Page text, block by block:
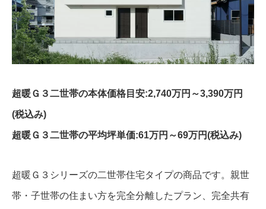
超暖Ｇ３二世帯の本体価格目安:2,740万円～3,390万円
(税込み)
超暖Ｇ３二世帯の平均坪単価:61万円～69万円(税込み)
超暖Ｇ３シリーズの二世帯住宅タイプの商品です。親世
帯・子世帯の住まい方を完全分離したプラン、完全共有